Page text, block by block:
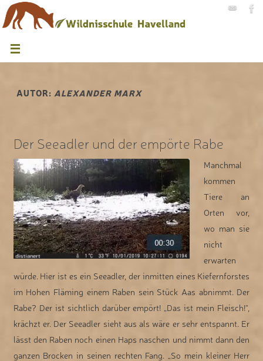
AUTOR: ALEXANDER MARX
Der Seeadler und der empörte Rabe
Manchmal
kommen
Tiere an
Orten vor,
wo man sie
nicht
erwarten
würde. Hier ist es ein Seeadler, der inmitten eines Kiefernforstes
im Hohen Fläming einem Raben sein Stück Aas abnimmt. Der
Rabe? Der ist sichtlich darüber empört! „Das ist mein Fleisch!“,
krächzt er. Der Seeadler sieht aus als wäre er sehr entspannt. Er
lässt den Raben noch einen Haps naschen und nimmt dann den
ganzen Brocken in seinen rechten Fang. „So mein kleiner Herr